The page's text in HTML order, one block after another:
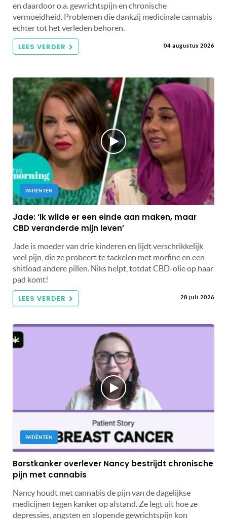
en daardoor o.a. gewrichtspijn en chronische
vermoeidheid. Problemen die dankzij medicinale cannabis
echter tot het verleden behoren.
LEES VERDER 04 augustus 2026
PATIËNTEN
Jade: ‘Ik wilde er een einde aan maken, maar
CBD veranderde mijn leven’
Jade is moeder van drie kinderen en lijdt verschrikkelijk
veel pijn, die ze probeert te tackelen met morfine en een
shitload andere pillen. Niks helpt, totdat CBD-olie op haar
pad komt!
LEES VERDER 28 juli 2026
PATIËNTEN
Borstkanker overlever Nancy bestrijdt chronische
pijn met cannabis
Nancy houdt met cannabis de pijn van de dagelijkse
medicijnen tegen kanker op afstand. Ze legt uit hoe ze
depressies, angsten en slopende gewrichtspijn kon